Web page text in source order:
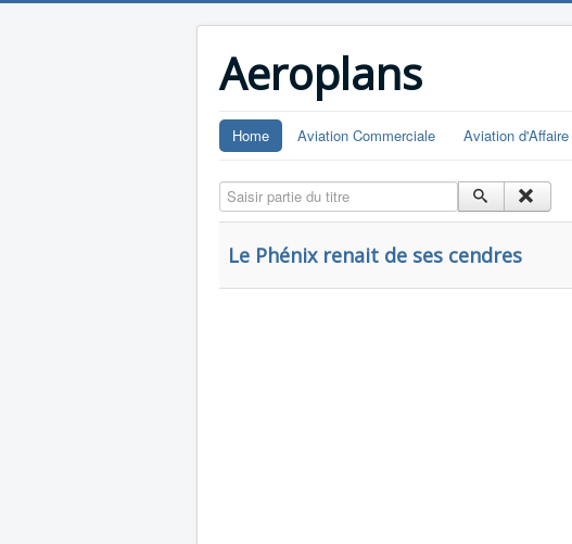
Aeroplans
Home Aviation Commerciale Aviation d'Affaire
Saisir partie du titre
Le Phénix renait de ses cendres